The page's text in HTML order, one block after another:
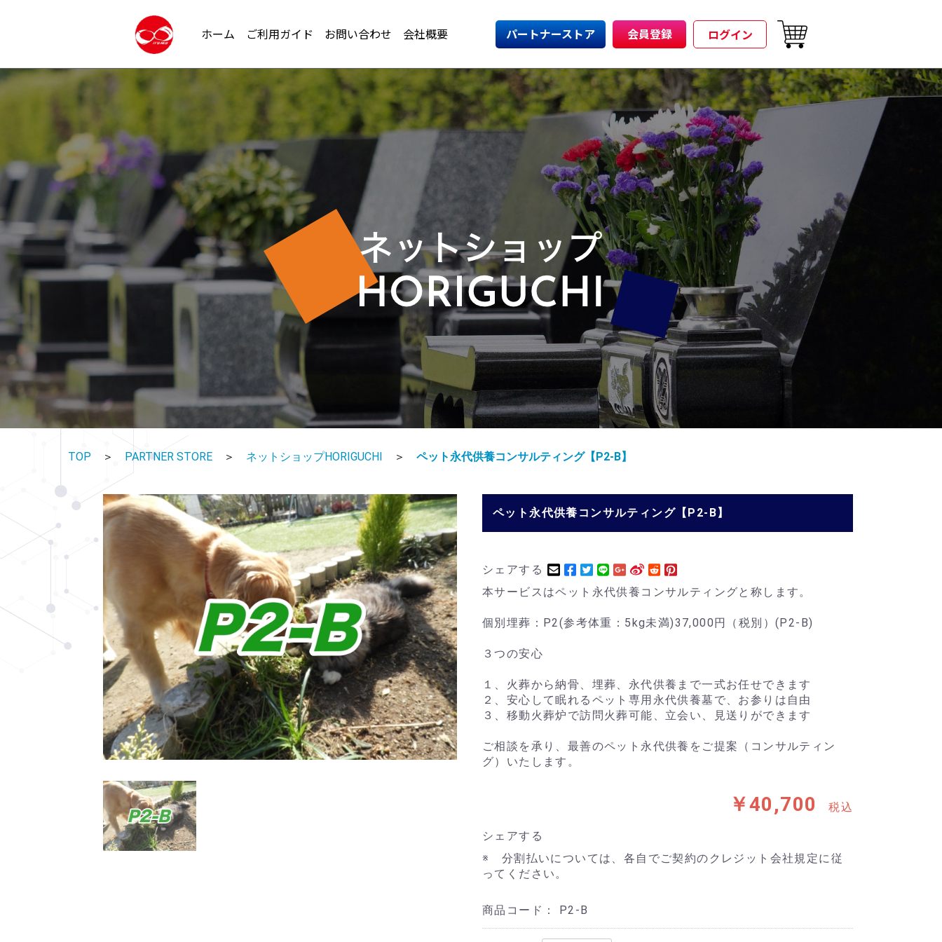
ホーム ご利用ガイド お問い合わせ 会社概要 パートナーストア 会員登録 ログイン
TOP ＞ PARTNER STORE ＞ ネットショップHORIGUCHI ＞ ペット永代供養コンサルティング【P2-B】
ペット永代供養コンサルティング【P2-B】
シェアする
本サービスはペット永代供養コンサルティングと称します。
個別埋葬：P2(参考体重：5kg未満)37,000円（税別）(P2-B)
３つの安心
１、火葬から納骨、埋葬、永代供養まで一式お任せできます
２、安心して眠れるペット専用永代供養墓で、お参りは自由
３、移動火葬炉で訪問火葬可能、立会い、見送りができます
ご相談を承り、最善のペット永代供養をご提案（コンサルティン
グ）いたします。
￥40,700 税込
シェアする
※ 分割払いについては、各自でご契約のクレジット会社規定に従
ってください。
商品コード： P2-B